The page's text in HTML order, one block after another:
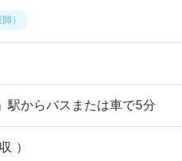
）
駅からバスまたは車で5分
）